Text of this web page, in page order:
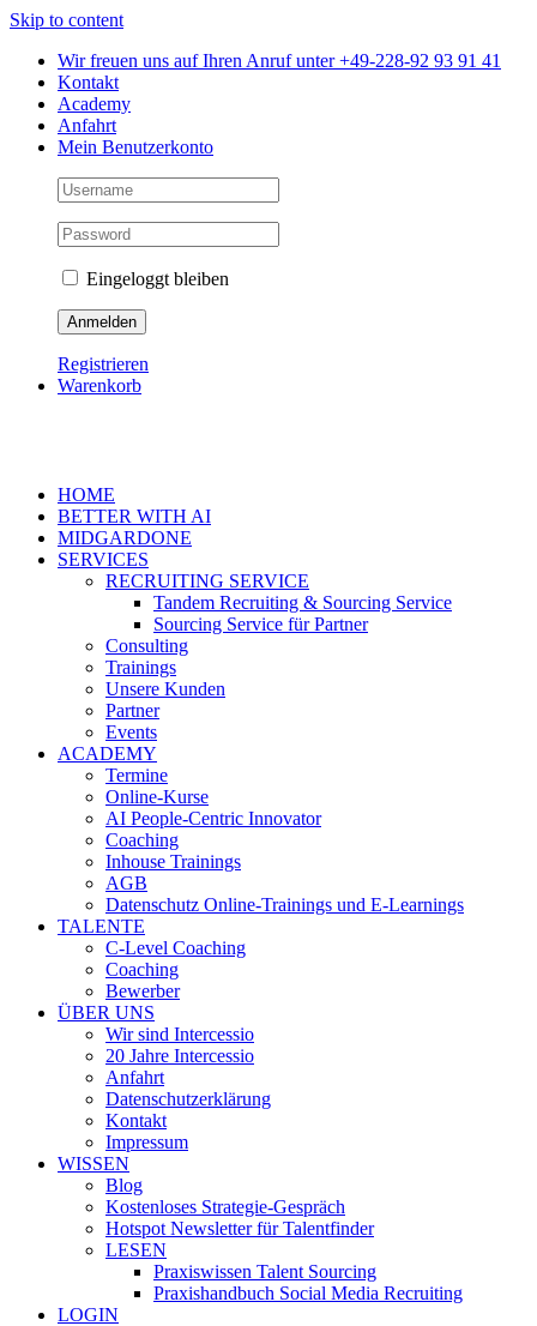
Skip to content
Wir freuen uns auf Ihren Anruf unter +49-228-92 93 91 41
Kontakt
Academy
Anfahrt
Mein Benutzerkonto
Eingeloggt bleiben
Registrieren
Warenkorb
HOME
BETTER WITH AI
MIDGARDONE
SERVICES
RECRUITING SERVICE
Tandem Recruiting & Sourcing Service
Sourcing Service für Partner
Consulting
Trainings
Unsere Kunden
Partner
Events
ACADEMY
Termine
Online-Kurse
AI People-Centric Innovator
Coaching
Inhouse Trainings
AGB
Datenschutz Online-Trainings und E-Learnings
TALENTE
C-Level Coaching
Coaching
Bewerber
ÜBER UNS
Wir sind Intercessio
20 Jahre Intercessio
Anfahrt
Datenschutzerklärung
Kontakt
Impressum
WISSEN
Blog
Kostenloses Strategie-Gespräch
Hotspot Newsletter für Talentfinder
LESEN
Praxiswissen Talent Sourcing
Praxishandbuch Social Media Recruiting
LOGIN